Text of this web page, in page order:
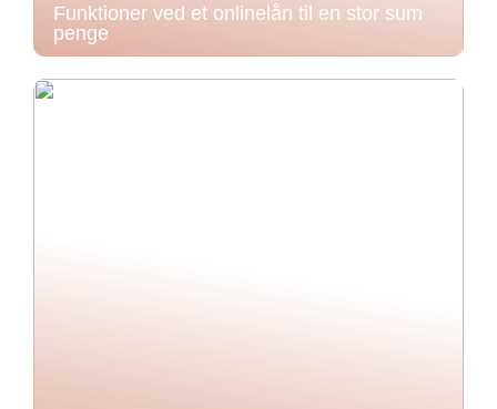
Funktioner ved et onlinelån til en stor sum
penge